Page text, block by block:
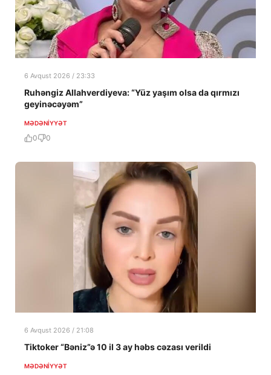
6 Avqust 2026 / 23:33
Ruhəngiz Allahverdiyeva: “Yüz yaşım olsa da qırmızı
geyinəcəyəm”
MƏDƏNIYYƏT
0 0
6 Avqust 2026 / 21:08
Tiktoker “Bəniz”ə 10 il 3 ay həbs cəzası verildi
MƏDƏNIYYƏT